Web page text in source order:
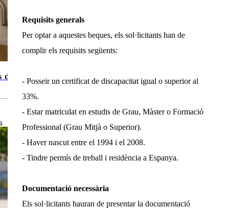
Requisits generals
Per optar a aquestes beques, els sol·licitants han de
complir els requisits següents:
- Posseir un certificat de discapacitat igual o superior al
33%.
- Estar matriculat en estudis de Grau, Màster o Formació
Professional (Grau Mitjà o Superior).
- Haver nascut entre el 1994 i el 2008.
- Tindre permís de treball i residència a Espanya.
Documentació necessària
Els sol·licitants hauran de presentar la documentació